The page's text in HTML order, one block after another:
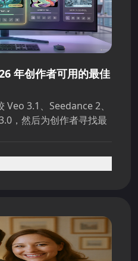
年创作者可用的最佳
3.1、Seedance 2、
，然后为创作者寻找最